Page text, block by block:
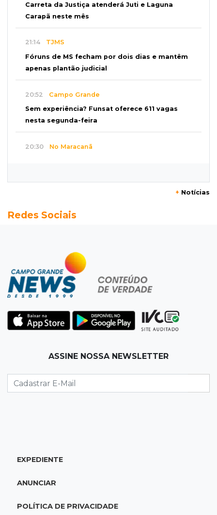
Carreta da Justiça atenderá Juti e Laguna
Carapã neste mês
21:14 TJMS
Fóruns de MS fecham por dois dias e mantêm
apenas plantão judicial
20:52 Campo Grande
Sem experiência? Funsat oferece 611 vagas
nesta segunda-feira
20:30 No Maracanã
Seleções em MS têm salários de até R$ 8,2 mil;
Jardim Itatiaia
Vigia é amarrado durante roubo de carro e
dois caminhões em pátio
Corinthians vence Bragantino por 2 a 0 e sobe
para 7º no Brasileirão
Na Vila Belmiro
lugar no Brasileirão
18:33Em 2022
adolescente atropelada no Amazonas
+ Notícias
Redes Sociais
ASSINE NOSSA NEWSLETTER
EXPEDIENTE
ANUNCIAR
POLÍTICA DE PRIVACIDADE